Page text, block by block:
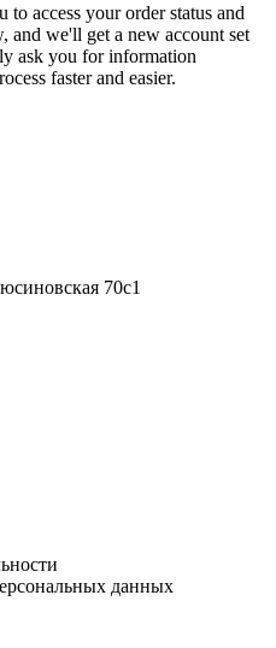
access your order status and
and we'll get a new account set
ask you for information
faster and easier.
70с1
данных